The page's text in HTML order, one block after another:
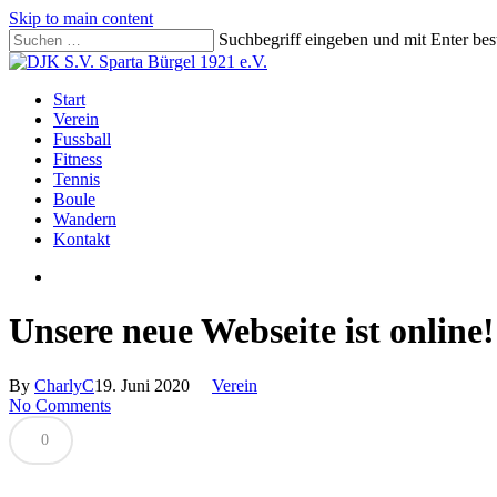
Skip to main content
Suchbegriff eingeben und mit Enter
Close
search
Menu
Start
Verein
Fussball
Fitness
Tennis
Boule
Wandern
Kontakt
Unsere neue Webseite ist online!
By CharlyC19. Juni 2020
Verein
No Comments
0